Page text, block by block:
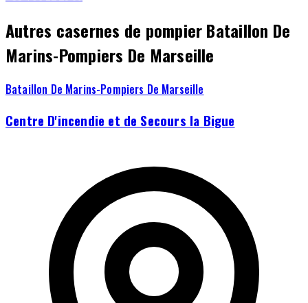
Autres casernes de pompier Bataillon De
Marins-Pompiers De Marseille
Bataillon De Marins-Pompiers De Marseille
Centre D'incendie et de Secours la Bigue